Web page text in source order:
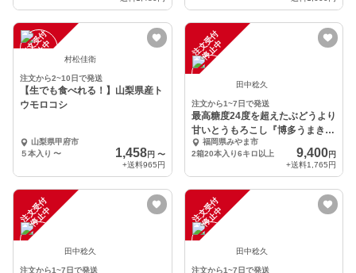
注
文
受
付
停
止
中 村松佳衛
注文から2~10日で発送
【生でも食べれる！】山梨県産ト
ウモロコシ
山梨県甲府市
５本入り 〜 1,458円 〜
+送料965円
注
文
受
付
停
止
中
田中稔久
注文から1~7日で発送
最高糖度24度を超えたぶどうより
甘いとうもろこし『博多うまき
び』お任せ20本入り
福岡県みやま市
2箱20本入り6キロ以上
9,400円
+送料1,765円
注
文
受
付
停
止
中
田中稔久
注文から1~7日で発送
注
文
受
付
停
止
中
田中稔久
注文から1~7日で発送